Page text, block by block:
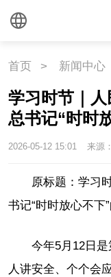
首页 > 新闻中心
学习时节｜
总书记“时时
2026-05-12 15:01 来源
原标题：学习
书记“时时放心不下
今年5月12日
人讲安全、个个会